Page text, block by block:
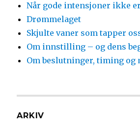
Når gode intensjoner ikke
Drømmelaget
Skjulte vaner som tapper
Om innstilling – og dens
Om beslutninger, timing og
ARKIV